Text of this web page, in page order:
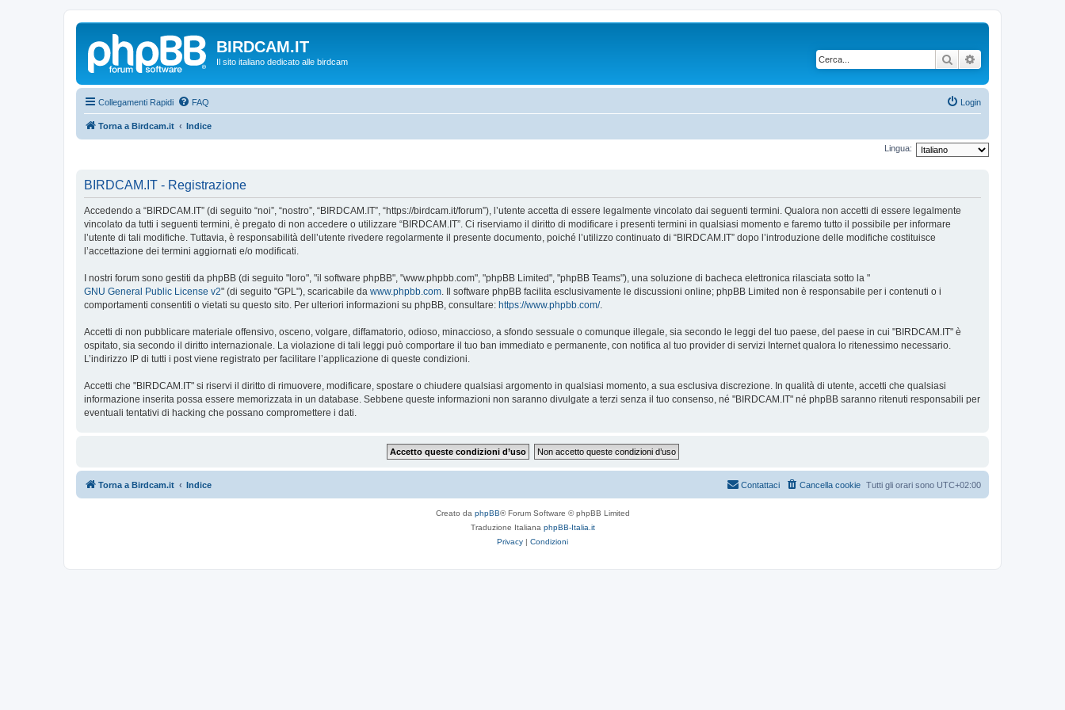
BIRDCAM.IT
Il sito italiano dedicato alle birdcam Cerca
Collegamenti Rapidi FAQ Login
Torna a Birdcam.it Indice
Lingua:
BIRDCAM.IT - Registrazione
Accedendo a “BIRDCAM.IT” (di seguito “noi”, “nostro”, “BIRDCAM.IT”, “https://birdcam.it/forum”), l’utente accetta di essere legalmente vincolato dai seguenti termini. Qualora non accetti di essere legalmente
vincolato da tutti i seguenti termini, è pregato di non accedere o utilizzare “BIRDCAM.IT”. Ci riserviamo il diritto di modificare i presenti termini in qualsiasi momento e faremo tutto il possibile per informare
l’utente di tali modifiche. Tuttavia, è responsabilità dell’utente rivedere regolarmente il presente documento, poiché l’utilizzo continuato di “BIRDCAM.IT” dopo l’introduzione delle modifiche costituisce
l’accettazione dei termini aggiornati e/o modificati.
I nostri forum sono gestiti da phpBB (di seguito "loro", "il software phpBB", "www.phpbb.com", "phpBB Limited", "phpBB Teams"), una soluzione di bacheca elettronica rilasciata sotto la "
GNU General Public License v2" (di seguito "GPL"), scaricabile da www.phpbb.com. Il software phpBB facilita esclusivamente le discussioni online; phpBB Limited non è responsabile per i contenuti o i
comportamenti consentiti o vietati su questo sito. Per ulteriori informazioni su phpBB, consultare: https://www.phpbb.com/.
Accetti di non pubblicare materiale offensivo, osceno, volgare, diffamatorio, odioso, minaccioso, a sfondo sessuale o comunque illegale, sia secondo le leggi del tuo paese, del paese in cui "BIRDCAM.IT" è
ospitato, sia secondo il diritto internazionale. La violazione di tali leggi può comportare il tuo ban immediato e permanente, con notifica al tuo provider di servizi Internet qualora lo ritenessimo necessario.
L’indirizzo IP di tutti i post viene registrato per facilitare l’applicazione di queste condizioni.
Accetti che "BIRDCAM.IT" si riservi il diritto di rimuovere, modificare, spostare o chiudere qualsiasi argomento in qualsiasi momento, a sua esclusiva discrezione. In qualità di utente, accetti che qualsiasi
informazione inserita possa essere memorizzata in un database. Sebbene queste informazioni non saranno divulgate a terzi senza il tuo consenso, né "BIRDCAM.IT" né phpBB saranno ritenuti responsabili per
eventuali tentativi di hacking che possano compromettere i dati.
Torna a Birdcam.it Indice Tutti gli orari sono UTC+02:00
Cancella cookie
Contattaci
Creato da phpBB® Forum Software © phpBB Limited
Traduzione Italiana phpBB-Italia.it
Privacy | Condizioni